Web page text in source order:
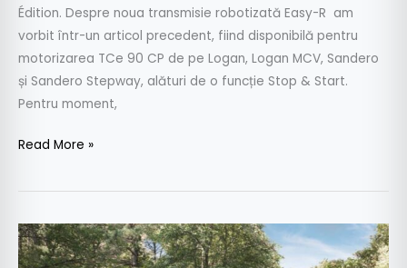
Édition. Despre noua transmisie robotizată Easy-R am
vorbit într-un articol precedent, fiind disponibilă pentru
motorizarea TCe 90 CP de pe Logan, Logan MCV, Sandero
și Sandero Stepway, alături de o funcție Stop & Start.
Pentru moment,
Read More »
Prima
transmisie